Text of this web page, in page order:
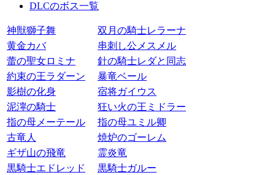
DLCのボス一覧
神獣獅子舞
双月の騎士レラーナ
黄金カバ
串刺し公メスメル
蕾の聖女ロミナ
針の騎士レダと同志
約束の王ラダーン
暴竜ベール
影樹の化身
宿将ガイウス
泥濘の騎士
狂い火の王ミドラー
指の母メーテール
指の母ユミル卿
古竜人
焼炉のゴーレム
ギザ山の飛竜
霊炎竜
黒騎士エドレッド
黒騎士ガルー